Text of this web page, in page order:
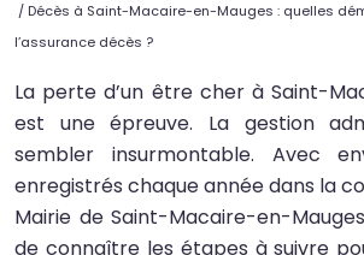
/ Décès à Saint-Macaire-en-Mauges : quelles
l’assurance décès ?
La perte d’un être cher à Saint-
est une épreuve. La gestion
sembler insurmontable. Avec
enregistrés chaque année dans la
Mairie de Saint-Macaire-en-
de connaître les étapes à suivre